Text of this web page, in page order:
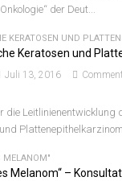
der Deut...
KERATOSEN UND
Keratosen und
Juli 13, 2016
die Leitlinienentwicklung
MELANOM"
Melanom“ –